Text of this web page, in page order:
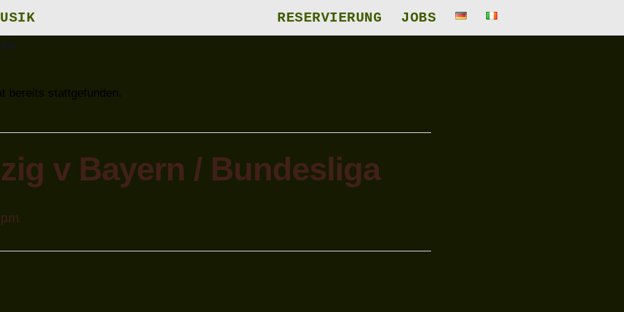
RESERVIERUNG JOBS
bereits stattgefunden.
v Bayern / Bundesliga